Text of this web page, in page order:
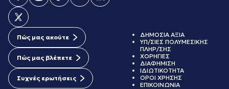
Πώς μας ακούτε
Πώς μας βλέπετε
Συχνές ερωτήσεις
ΔΗΜΟΣΙΑ ΑΞΙΑ
ΥΠ/ΣΙΕΣ ΠΟΛΥΜΕΣΙΚΗΣ
ΠΛΗΡ/ΣΗΣ
ΧΟΡΗΓΙΕΣ
ΔΙΑΦΗΜΙΣΗ
ΙΔΙΩΤΙΚΟΤΗΤΑ
ΟΡΟΙ ΧΡΗΣΗΣ
ΕΠΙΚΟΙΝΩΝΙΑ